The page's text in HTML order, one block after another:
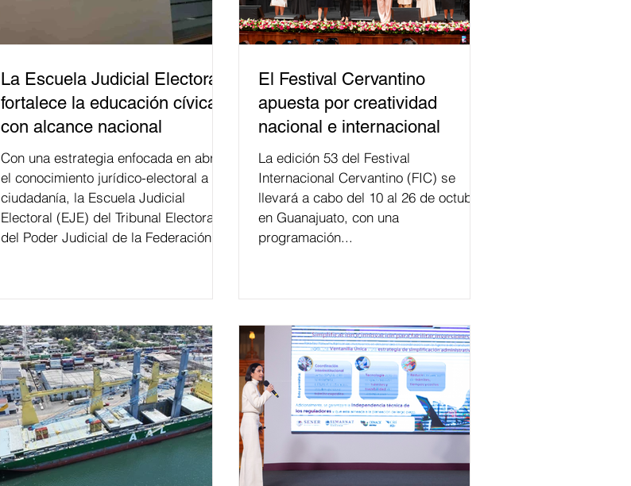
La Escuela Judicial Electoral
fortalece la educación cívica
con alcance nacional
Con una estrategia enfocada en abrir
el conocimiento jurídico-electoral a la
ciudadanía, la Escuela Judicial
Electoral (EJE) del Tribunal Electoral
del Poder Judicial de la Federación ha
relacionados con la democracia y el
del papel que ha asumido la EJE en la
difusión de la justicia electoral como
un bien público. La mayor parte de las
personas capacitadas no forma
El Festival Cervantino
apuesta por creatividad
nacional e internacional
La edición 53 del Festival
Internacional Cervantino (FIC) se
llevará a cabo del 10 al 26 de octubre
en Guanajuato, con una
programación...